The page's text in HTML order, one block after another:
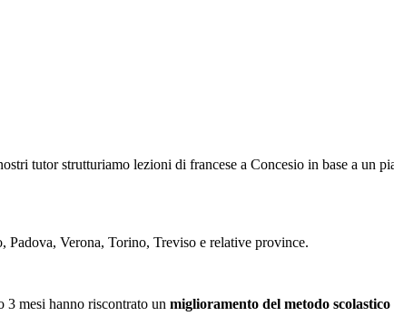
tutor strutturiamo lezioni di francese a Concesio in base a un
Verona, Torino, Treviso e relative province.
3 mesi hanno riscontrato un miglioramento del metodo scolastico